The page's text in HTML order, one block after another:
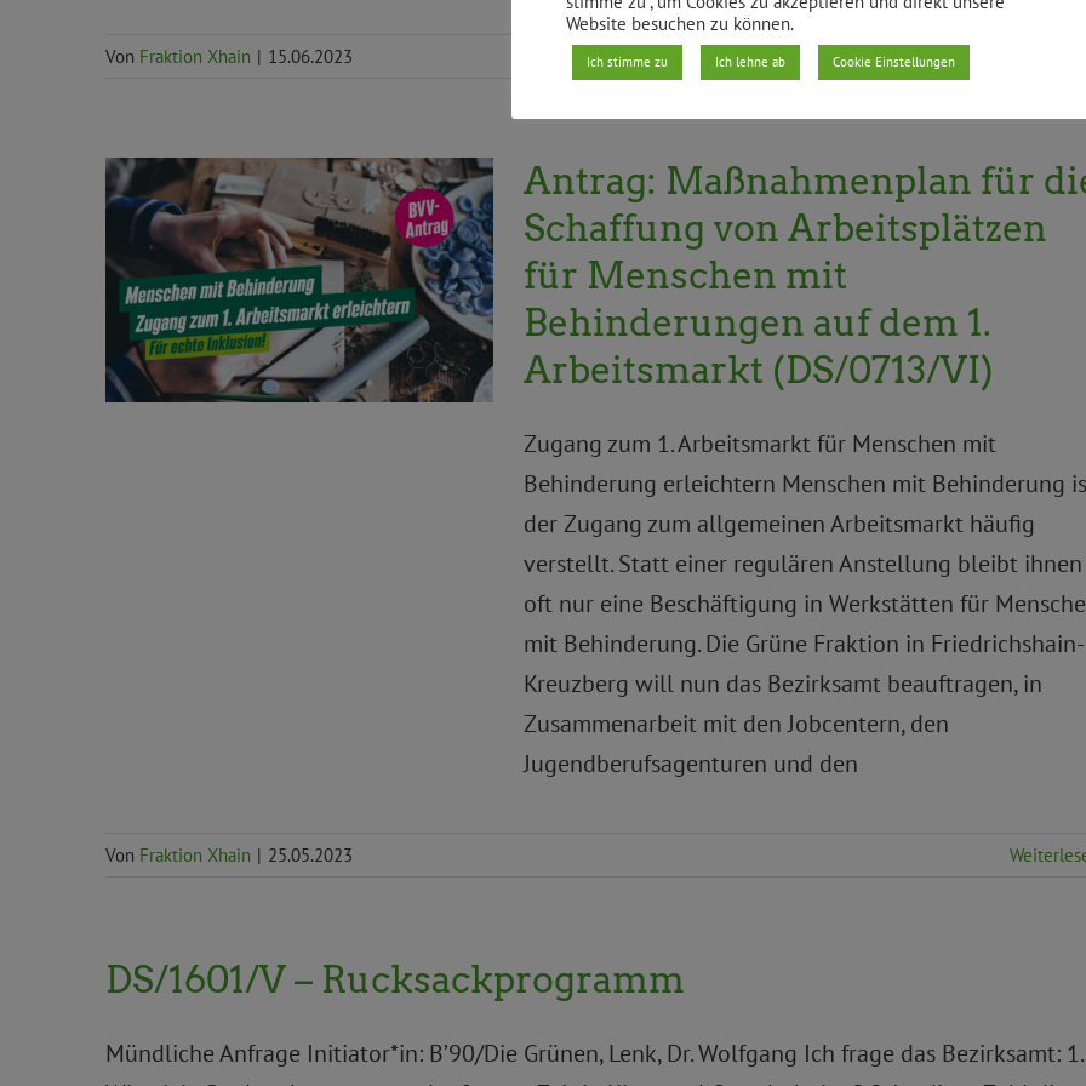
Von Fraktion Xhain | 15.06.2023
Anträge und Anfragen Arbeit, Jobcenter
und Soziales Arbeit, Soziales, Gesundheit
BVV BVV Aktuelles Frauen*,
Gleichstellung, Inklusion und Queer
Antrag: Maßnahmenplan für
Schaffung von Arbeitsplätzen
für Menschen mit
Behinderungen auf dem 1.
Arbeitsmarkt (DS/0713/VI)
Zugang zum 1. Arbeitsmarkt für Menschen mit
Behinderung erleichtern Menschen mit Behinderung
der Zugang zum allgemeinen Arbeitsmarkt häufig
verstellt. Statt einer regulären Anstellung bleibt ihnen
oft nur eine Beschäftigung in Werkstätten für
mit Behinderung. Die Grüne Fraktion in Friedrichshain-
Kreuzberg will nun das Bezirksamt beauftragen, in
Zusammenarbeit mit den Jobcentern, den
Jugendberufsagenturen und den
Von Fraktion Xhain | 25.05.2023
DS/1601/V – Rucksackprogramm
Mündliche Anfrage Initiator*in: B’90/Die Grünen, Lenk, Dr. Wolfgang Ich frage das Bezirksamt: 1.
Website besuchen zu können.
Ich stimme zu Ich lehne ab Cookie Einstellungen